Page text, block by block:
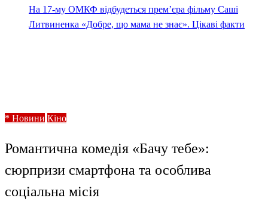
На 17-му ОМКФ відбудеться прем’єра фільму Саші
Литвиненка «Добре, що мама не знає». Цікаві факти
* Новини Кіно
Романтична комедія «Бачу тебе»:
сюрпризи смартфона та особлива
соціальна місія